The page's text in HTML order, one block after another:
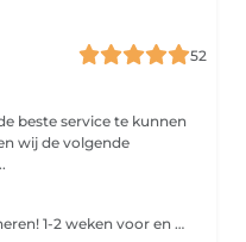
52
wij de volgende
24-48 uur voor de behandeling scheren! 1-2 weken voor en na de behandeling geen zon, zonnebank of bruiningscrème gebruiken